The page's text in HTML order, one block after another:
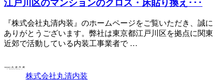
江戸川区のマンションのクロス・床貼り換え･･･
『株式会社丸清内装』のホームページをご覧いただき、誠に
ありがとうございます。弊社は東京都江戸川区を拠点に関東
近郊で活動している内装工事業者で …
株式会社丸清内装